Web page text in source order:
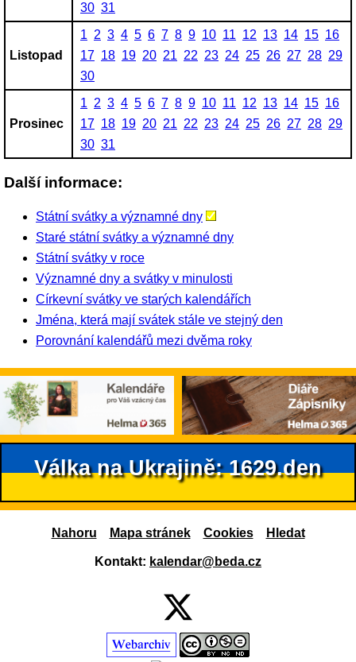
30 31
Listopad
1 2 3 4 5 6 7 8 9 10 11 12 13 14 15 16
17 18 19 20 21 22 23 24 25 26 27 28 29
30
Prosinec
1 2 3 4 5 6 7 8 9 10 11 12 13 14 15 16
17 18 19 20 21 22 23 24 25 26 27 28 29
30 31
Další informace:
Státní svátky a významné dny
Staré státní svátky a významné dny
Státní svátky v roce
Významné dny a svátky v minulosti
Církevní svátky ve starých kalendářích
Jména, která mají svátek stále ve stejný den
Porovnání kalendářů mezi dvěma roky
Válka na Ukrajině: 1629.den
Nahoru Mapa stránek Cookies Hledat
Kontakt: kalendar@beda.cz